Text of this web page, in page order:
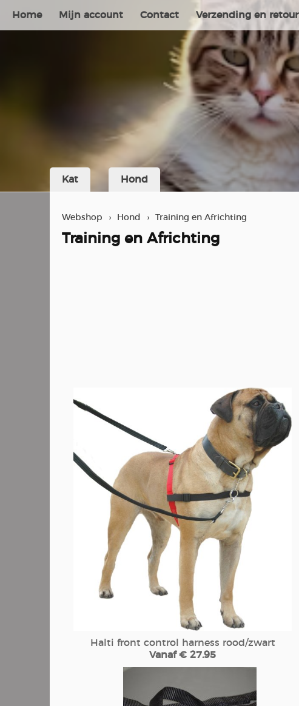
Home Mijn account Contact Verzending en retour
Kat Hond
Webshop › Hond › Training en Africhting
Training en Africhting
Halti front control harness rood/zwart
Vanaf € 27.95